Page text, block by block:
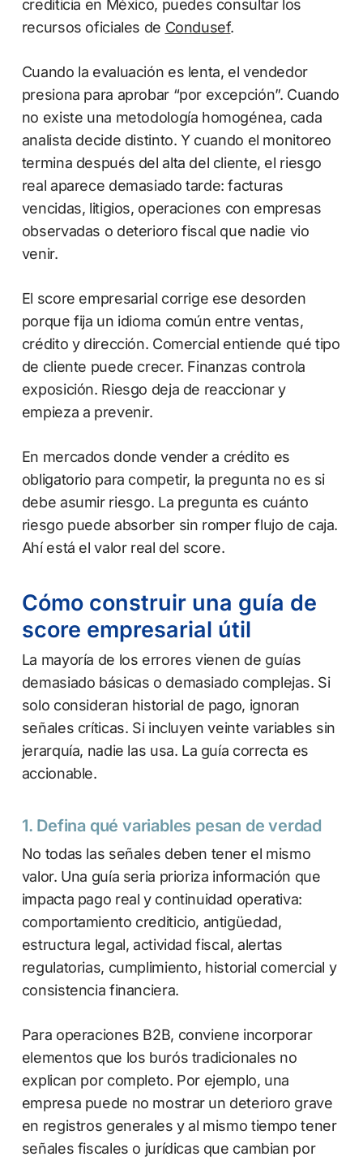
crediticia en México, puedes consultar los
recursos oficiales de Condusef.
Cuando la evaluación es lenta, el vendedor
presiona para aprobar “por excepción”. Cuando
no existe una metodología homogénea, cada
analista decide distinto. Y cuando el monitoreo
termina después del alta del cliente, el riesgo
real aparece demasiado tarde: facturas
vencidas, litigios, operaciones con empresas
observadas o deterioro fiscal que nadie vio
venir.
El score empresarial corrige ese desorden
porque fija un idioma común entre ventas,
crédito y dirección. Comercial entiende qué tipo
de cliente puede crecer. Finanzas controla
exposición. Riesgo deja de reaccionar y
empieza a prevenir.
En mercados donde vender a crédito es
obligatorio para competir, la pregunta no es si
debe asumir riesgo. La pregunta es cuánto
riesgo puede absorber sin romper flujo de caja.
Ahí está el valor real del score.
Cómo construir una guía de
score empresarial útil
La mayoría de los errores vienen de guías
demasiado básicas o demasiado complejas. Si
solo consideran historial de pago, ignoran
señales críticas. Si incluyen veinte variables sin
jerarquía, nadie las usa. La guía correcta es
accionable.
1. Defina qué variables pesan de verdad
No todas las señales deben tener el mismo
valor. Una guía seria prioriza información que
impacta pago real y continuidad operativa:
comportamiento crediticio, antigüedad,
estructura legal, actividad fiscal, alertas
regulatorias, cumplimiento, historial comercial y
consistencia financiera.
Para operaciones B2B, conviene incorporar
elementos que los burós tradicionales no
explican por completo. Por ejemplo, una
empresa puede no mostrar un deterioro grave
en registros generales y al mismo tiempo tener
señales fiscales o jurídicas que cambian por